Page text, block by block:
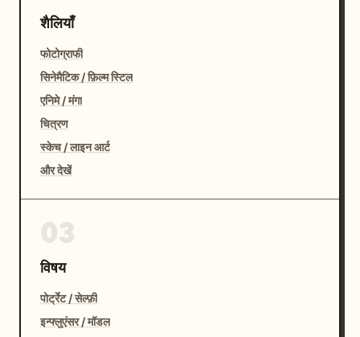
शैलियाँ
फोटोग्राफी
सिनेमैटिक / फ़िल्म स्टिल
एनिमे / मंगा
चित्रण
स्केच / लाइन आर्ट
और देखें
विषय
पोर्ट्रेट / सेल्फ़ी
इन्फ्लुएंसर / मॉडल